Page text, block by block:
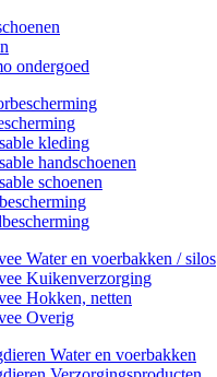
ondergoed
kleding
handschoenen
schoenen
Water en voerbakken / silos
Kuikenverzorging
Hokken, netten
Overig
Water en voerbakken